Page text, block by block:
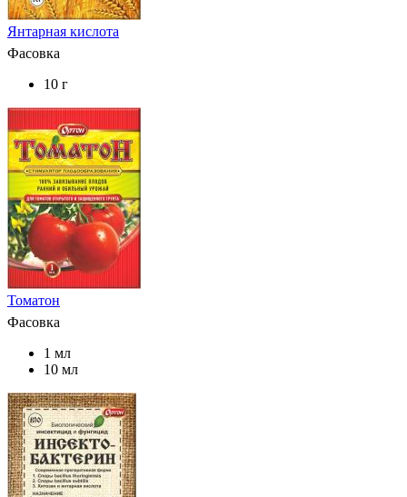
Янтарная кислота
Фасовка
10 г
Томатон
Фасовка
1 мл
10 мл